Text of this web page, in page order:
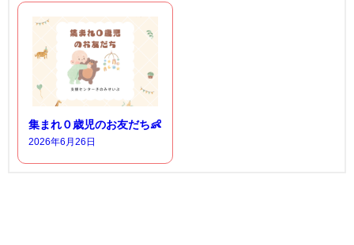
集まれ０歳児のお友だち👶
2026年6月26日